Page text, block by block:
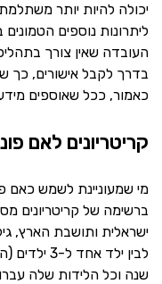
יכולה להיות יותר
ליתרונות נוספים
העובדה שאין צורך
בדרך לקבל אישורים,
כאמור, ככל שאוספים
קריטריונים לאם
מי שמעוניינת לשמש כאם
ברשימה של קריטריונים
לבין ילד
שנה וכל הלידות שלה